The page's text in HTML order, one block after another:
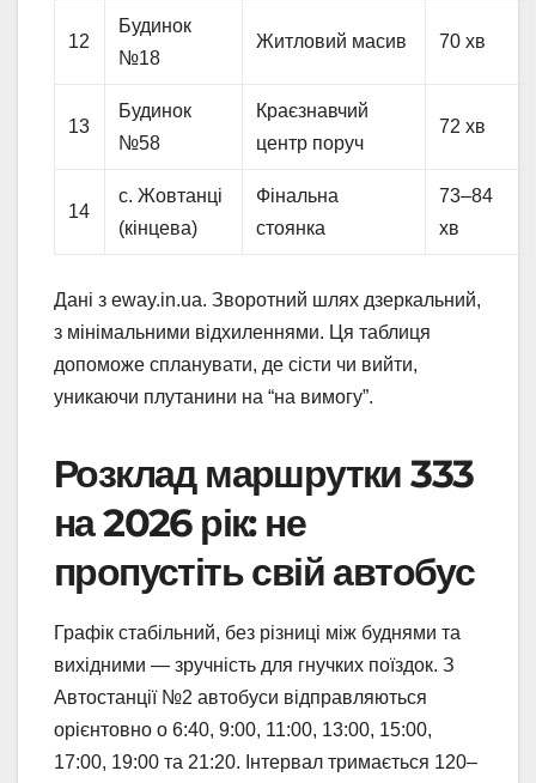
12
Будинок
№18
Житловий масив 70 хв
13
Будинок
№58
Краєзнавчий
центр поруч
72 хв
14
с. Жовтанці
(кінцева)
Фінальна
стоянка
73–84
хв
Дані з eway.in.ua. Зворотний шлях дзеркальний,
з мінімальними відхиленнями. Ця таблиця
допоможе спланувати, де сісти чи вийти,
уникаючи плутанини на “на вимогу”.
Розклад маршрутки 333
на 2026 рік: не
пропустіть свій автобус
Графік стабільний, без різниці між буднями та
вихідними — зручність для гнучких поїздок. З
Автостанції №2 автобуси відправляються
орієнтовно о 6:40, 9:00, 11:00, 13:00, 15:00,
17:00, 19:00 та 21:20. Інтервал тримається 120–